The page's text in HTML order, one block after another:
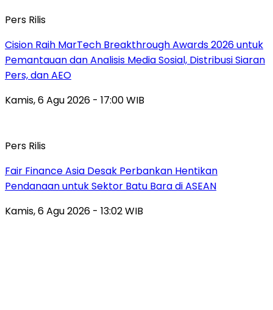
Pers Rilis
Cision Raih MarTech Breakthrough Awards 2026 untuk
Pemantauan dan Analisis Media Sosial, Distribusi Siaran
Pers, dan AEO
Kamis, 6 Agu 2026 - 17:00 WIB
Pers Rilis
Fair Finance Asia Desak Perbankan Hentikan
Pendanaan untuk Sektor Batu Bara di ASEAN
Kamis, 6 Agu 2026 - 13:02 WIB